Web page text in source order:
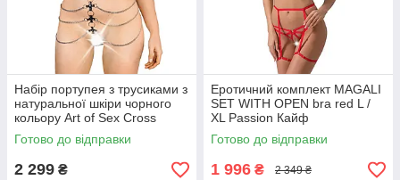
Набір портупея з трусиками з
натуральної шкіри чорного
кольору Art of Sex Cross
розмір L/2XL Кайф
Готово до відправки
2 299 ₴
Еротичний комплект MAGALI
SET WITH OPEN bra red L /
XL Passion Кайф
Готово до відправки
1 996 ₴ 2 349 ₴